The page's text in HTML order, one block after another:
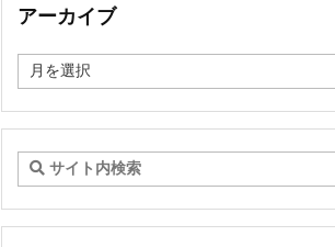
ゴ
ー
アーカイブ
ー
イ